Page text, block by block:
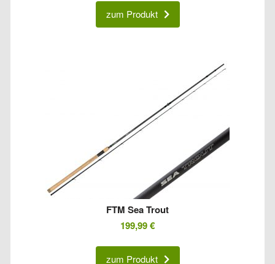
zum Produkt
FTM Sea Trout
199,99€
zum Produkt